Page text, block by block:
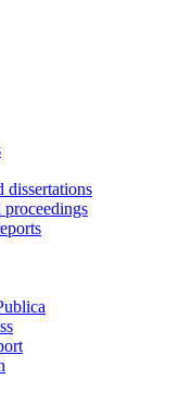
dissertations